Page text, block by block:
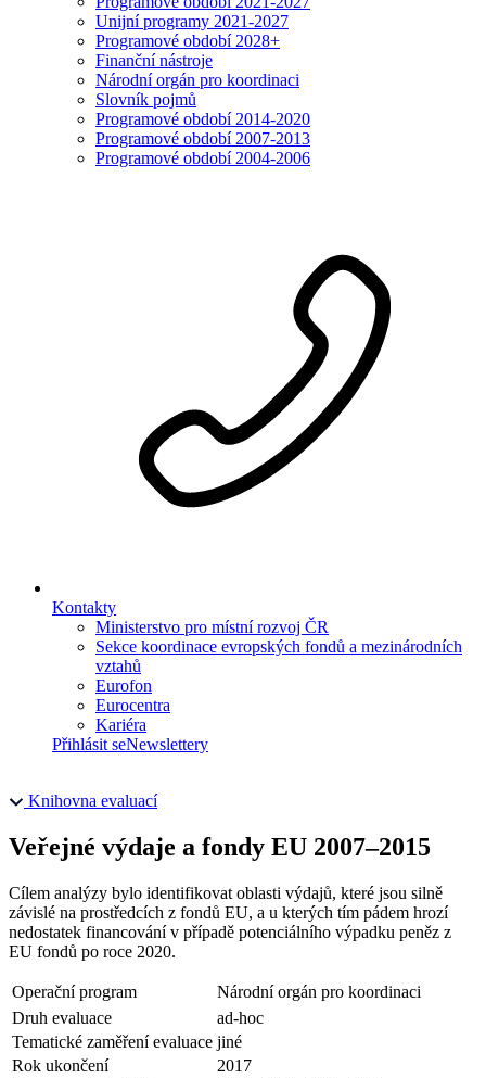
Unijní programy 2021-2027
Programové období 2028+
Finanční nástroje
Národní orgán pro koordinaci
Slovník pojmů
Programové období 2014-2020
Programové období 2007-2013
Programové období 2004-2006
Kontakty
Ministerstvo pro místní rozvoj ČR
Sekce koordinace evropských fondů a mezinárodních
vztahů
Eurofon
Eurocentra
Kariéra
Přihlásit seNewslettery
Knihovna evaluací
Veřejné výdaje a fondy EU 2007–2015
Cílem analýzy bylo identifikovat oblasti výdajů, které jsou silně
závislé na prostředcích z fondů EU, a u kterých tím pádem hrozí
nedostatek financování v případě potenciálního výpadku peněz z
EU fondů po roce 2020.
Operační program
Národní orgán pro koordinaci
Druh evaluace
ad-hoc
Tematické zaměření evaluace jiné
Rok ukončení
2017